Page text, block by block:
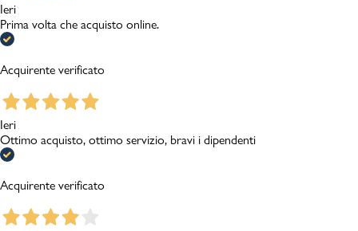
Ieri
Prima volta che acquisto online.
Acquirente verificato
Ieri
Ottimo acquisto, ottimo servizio, bravi i dipendenti
Acquirente verificato